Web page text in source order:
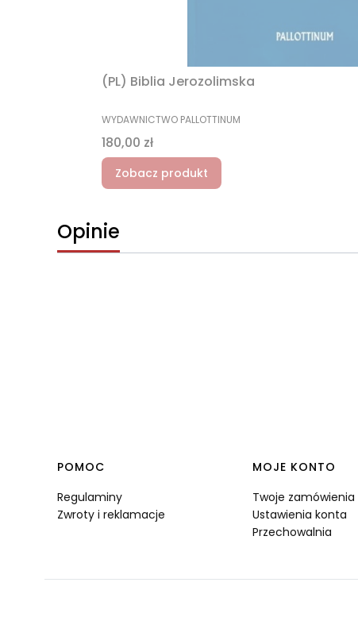
(PL) Biblia Jerozolimska
PRODUCENT
WYDAWNICTWO PALLOTTINUM
Cena
180,00 zł
Zobacz produkt
Opinie
Linki w stopce
POMOC
Regulaminy
Zwroty i reklamacje
MOJE KONTO
Twoje zamówienia
Ustawienia konta
Przechowalnia